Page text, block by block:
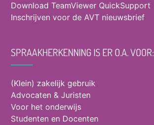
Download TeamViewer QuickSupport
Inschrijven voor de AVT nieuwsbrief
SPRAAKHERKENNING IS ER O.A. VOOR:
(Klein) zakelijk gebruik
Advocaten & Juristen
Voor het onderwijs
Studenten en Docenten